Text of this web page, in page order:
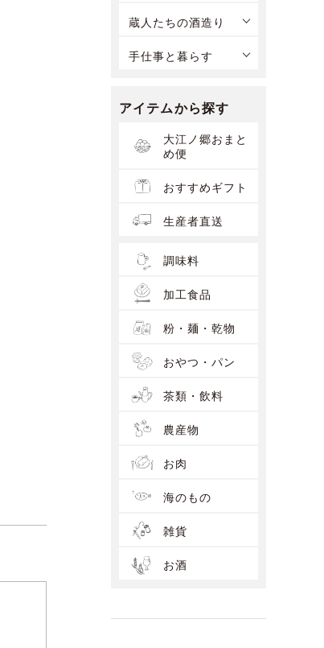
蔵人たちの酒造り
手仕事と暮らす
アイテムから探す
大江ノ郷おまと
め便
おすすめギフト
生産者直送
調味料
加工食品
粉・麺・乾物
おやつ・パン
茶類・飲料
農産物
お肉
海のもの
雑貨
お酒